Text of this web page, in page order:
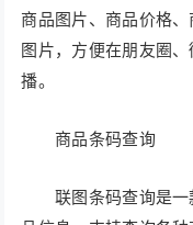
商品图片、商品价格
图片，方便在朋友圈
播。
商品条码查询
联图条码查询是一